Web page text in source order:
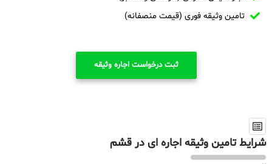
تامین وثیقه فوری (قیمت منصفانه)
ثبت درخواست اجاره وثیقه
شرایط تامین وثیقه اجاره ای در قشم